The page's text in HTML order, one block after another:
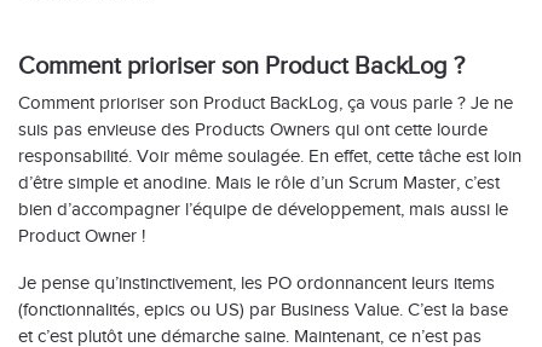
Comment prioriser son Product BackLog ?
Comment prioriser son Product BackLog, ça vous parle ? Je ne
suis pas envieuse des Products Owners qui ont cette lourde
responsabilité. Voir même soulagée. En effet, cette tâche est loin
d’être simple et anodine. Mais le rôle d’un Scrum Master, c’est
bien d’accompagner l’équipe de développement, mais aussi le
Product Owner !
Je pense qu’instinctivement, les PO ordonnancent leurs items
(fonctionnalités, epics ou US) par Business Value. C’est la base
et c’est plutôt une démarche saine. Maintenant, ce n’est pas